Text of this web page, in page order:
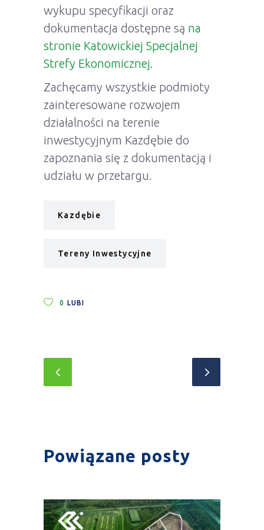
wykupu specyfikacji oraz
dokumentacja dostępne są na
stronie Katowickiej Specjalnej
Strefy Ekonomicznej.
Zachęcamy wszystkie podmioty
zainteresowane rozwojem
działalności na terenie
inwestycyjnym Kazdębie do
zapoznania się z dokumentacją i
udziału w przetargu.
Kazdębie
Tereny Inwestycyjne
0 LUBI
Powiązane posty